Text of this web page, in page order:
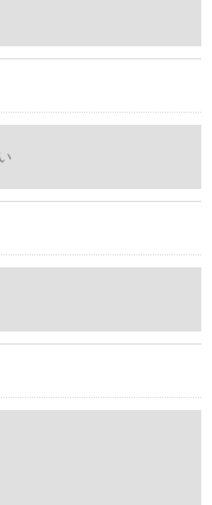
予めご了承ください。
の手続について＞
て頂きます。
体的手続きにつきま